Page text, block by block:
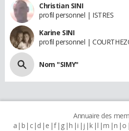
Christian SINI
profil personnel | ISTRES
Karine SINI
profil personnel |
Nom "SIMY"
Annuaire des
a b c d e f g h i j k l m n o